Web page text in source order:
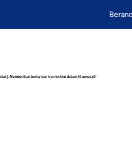
|. Memberikan berita dan tren terkini dalam AI generatif